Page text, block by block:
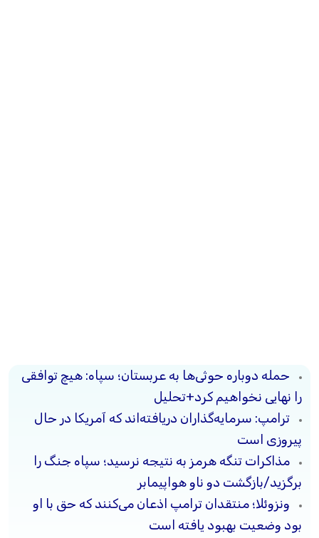
حمله دوباره حوثی‌ها به عربستان؛ سپاه: هیچ توافقی
را نهایی نخواهیم کرد+تحلیل
ترامپ: سرمایه‌گذاران دریافته‌اند که آمریکا در حال
پیروزی است
مذاکرات تنگه هرمز به نتیجه نرسید؛ سپاه جنگ را
برگزید/بازگشت دو ناو هواپیمابر
ونزوئلا؛ منتقدان ترامپ اذعان می‌کنند که حق با او
بود وضعیت بهبود یافته است